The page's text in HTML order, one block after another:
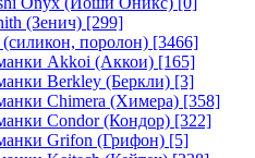
(Зенич) [299]
поролон) [3466]
Akkoi (Аккои) [165]
Berkley (Беркли) [3]
Chimera (Химера) [358]
Condor (Кондор) [322]
Grifon (Грифон) [5]